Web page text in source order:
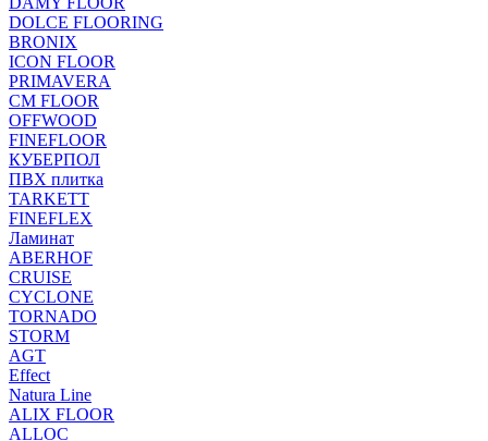
DOLCE FLOORING
BRONIX
ICON FLOOR
PRIMAVERA
CM FLOOR
OFFWOOD
FINEFLOOR
КУБЕРПОЛ
ПВХ плитка
TARKETT
FINEFLEX
Ламинат
ABERHOF
CRUISE
CYCLONE
TORNADO
STORM
AGT
Effect
Natura Line
ALIX FLOOR
ALLOC